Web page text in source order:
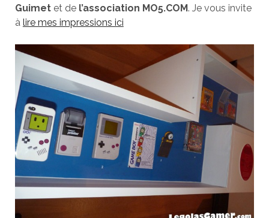
Guimetet de l’association MO5.COM. Je vous invite
à lire mes impressions ici